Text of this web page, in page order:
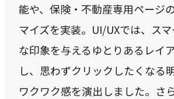
能や、保険・不動産専用ページ
マイズを実装。UI/UXでは、ス
な印象を与えるゆとりあるレイ
し、思わずクリックしたくなる
ワクワク感を演出しました。さ